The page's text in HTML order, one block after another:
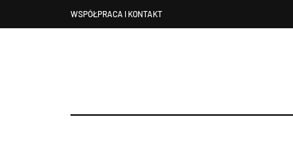
WSPÓŁPRACA I KONTAKT